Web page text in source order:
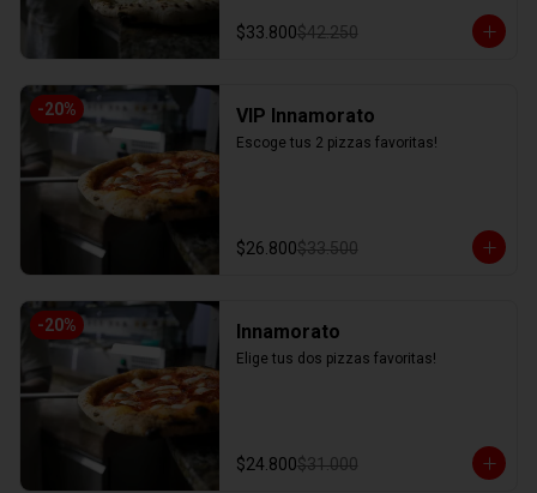
$33.800$42.250
-20% VIP Innamorato
Escoge tus 2 pizzas favoritas!
$26.800$33.500
-20% Innamorato
Elige tus dos pizzas favoritas!
$24.800$31.000